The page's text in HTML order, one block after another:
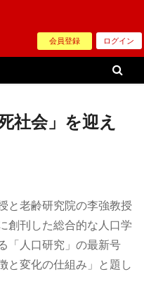
会員登録 ログイン
社会」を迎え
と老齢研究院の李強教授
創刊した総合的な人口学
「人口研究」の最新号
と変化の仕組み」と題し